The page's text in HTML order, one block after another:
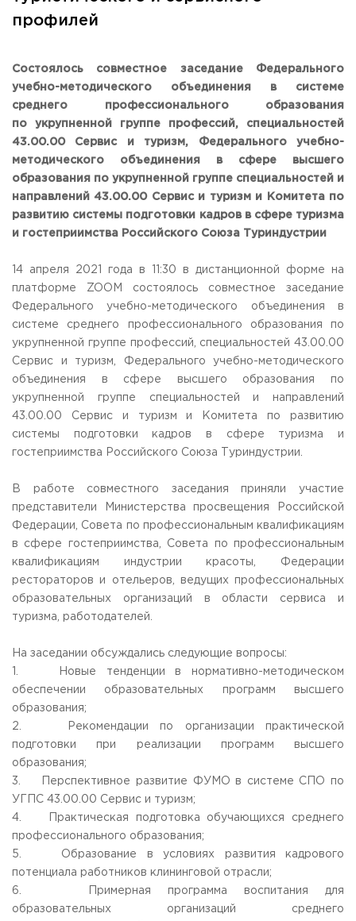
Общежитие / Кампус РГУТИС
Работа с лицами с ОВЗ и инвалидами
Научная деятельность
Дополнительное образование
Федеральный ресурсный центр
Федеральное учебно-методическое объединение в
системе СПО
Профком
Конкурс ППС
Сведения об образовательной
АДРЕС
141221, Московская обл.,Городской округ Пушкинский,
пгт. Черкизово, ул. Главная, 99
ТЕЛЕФОНЫ
+7 (495) 940 83 00
+7 (495) 940 83 58 - Приемная комиссия
priem@rguts.ru - Приемная комиссия
пт: с 09:00 до 16:45;
сб-вс: выходной
Приемная комиссия
пн-пт: с 10:00 до 17:00;
сб: с 10:00 до 15:30;
вс: выходной.
профилей
Состоялось совместное заседание Федерального
учебно-методического объединения в системе
среднего профессионального образования
по укрупненной группе профессий, специальностей
43.00.00 Сервис и туризм, Федерального учебно-
методического объединения в сфере высшего
образования по укрупненной группе специальностей и
направлений 43.00.00 Сервис и туризм и Комитета по
развитию системы подготовки кадров в сфере туризма
и гостеприимства Российского Союза Туриндустрии
14 апреля 2021 года в 11:30 в дистанционной форме на
платформе ZOOM состоялось совместное заседание
Федерального учебно-методического объединения в
системе среднего профессионального образования по
укрупненной группе профессий, специальностей 43.00.00
Сервис и туризм, Федерального учебно-методического
объединения в сфере высшего образования по
укрупненной группе специальностей и направлений
43.00.00 Сервис и туризм и Комитета по развитию
системы подготовки кадров в сфере туризма и
гостеприимства Российского Союза Туриндустрии.
В работе совместного заседания приняли участие
представители Министерства просвещения Российской
Федерации, Совета по профессиональным квалификациям
в сфере гостеприимства, Совета по профессиональным
квалификациям индустрии красоты, Федерации
рестораторов и отельеров, ведущих профессиональных
образовательных организаций в области сервиса и
туризма, работодателей.
На заседании обсуждались следующие вопросы:
1. Новые тенденции в нормативно-методическом
обеспечении образовательных программ высшего
образования;
2. Рекомендации по организации практической
подготовки при реализации программ высшего
образования;
3. Перспективное развитие ФУМО в системе СПО по
УГПС 43.00.00 Сервис и туризм;
4. Практическая подготовка обучающихся среднего
профессионального образования;
5. Образование в условиях развития кадрового
потенциала работников клининговой отрасли;
6. Примерная программа воспитания для
образовательных организаций среднего